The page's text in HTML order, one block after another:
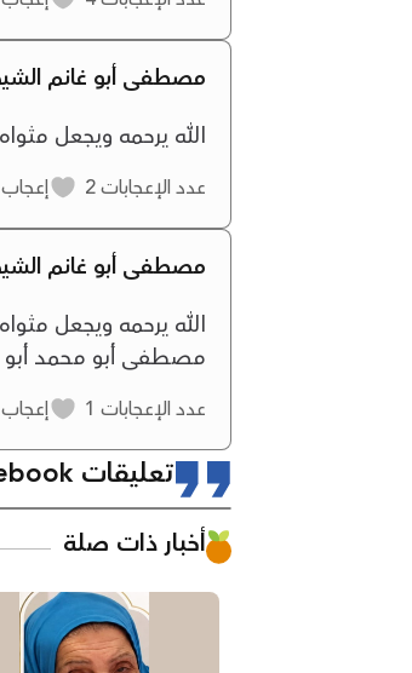
مصطفى أبو غانم
الله يرحمه ويجعل
عدد الإعجابات إعجاب
مصطفى أبو غانم
الله يرحمه ويجعل
مصطفى أبو محمد أبو
عدد الإعجابات إعجاب
تعليقات Facebook
أخبار ذات صلة